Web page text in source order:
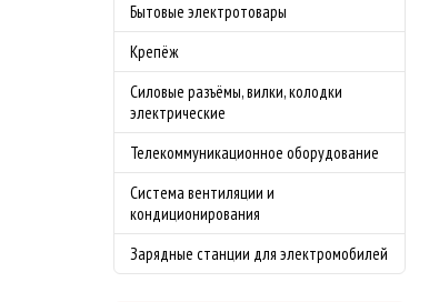
Бытовые электротовары
Крепёж
Силовые разъёмы, вилки, колодки
электрические
Телекоммуникационное оборудование
Система вентиляции и
кондиционирования
Зарядные станции для электромобилей